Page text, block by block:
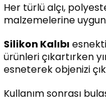
Her türlü alçı,
malzemelerine
Silikon Kalıbı
ürünleri çıkartırken
esneterek objenizi
Kullanım sonrası